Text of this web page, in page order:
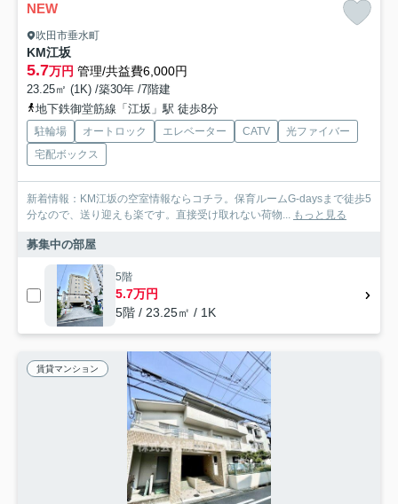
NEW
吹田市垂水町
KM江坂
5.7万円 管理/共益費6,000円
23.25㎡ (1K) /築30年 /7階建
地下鉄御堂筋線「江坂」駅 徒歩8分
駐輪場 オートロック エレベーター CATV
光ファイバー
宅配ボックス
新着情報：KM江坂の空室情報ならコチラ。保育ルームG-daysまで徒歩5
分なので、送り迎えも楽です。直接受け取れない荷物... もっと見る
募集中の部屋
5階
5.7万円
5階 / 23.25㎡ / 1K
賃貸マンション